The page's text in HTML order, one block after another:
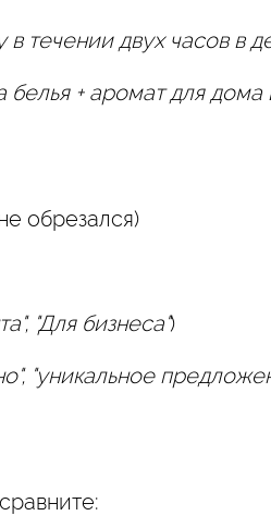
течении двух часов в
белья + аромат для дома
обрезался)
"Для бизнеса")
"уникальное